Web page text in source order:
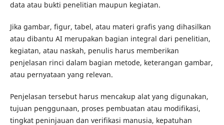
data atau bukti penelitian maupun kegiatan.
Jika gambar, figur, tabel, atau materi grafis yang dihasilkan
atau dibantu AI merupakan bagian integral dari penelitian,
kegiatan, atau naskah, penulis harus memberikan
penjelasan rinci dalam bagian metode, keterangan gambar,
atau pernyataan yang relevan.
Penjelasan tersebut harus mencakup alat yang digunakan,
tujuan penggunaan, proses pembuatan atau modifikasi,
tingkat peninjauan dan verifikasi manusia, kepatuhan